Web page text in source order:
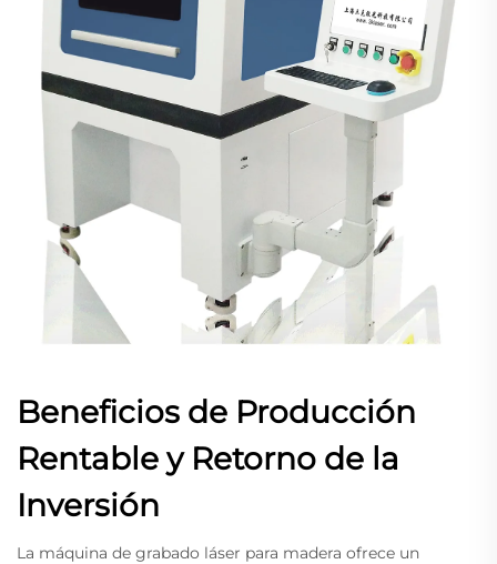
Beneficios de Producción
Rentable y Retorno de la
Inversión
La máquina de grabado láser para madera ofrece un